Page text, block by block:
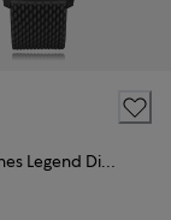
The Longines Legend Diver Watch